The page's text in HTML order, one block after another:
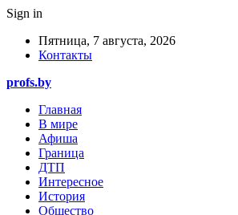
Sign in
Пятница, 7 августа, 2026
Контакты
profs.by
Главная
В мире
Афиша
Граница
ДТП
Интересное
История
Общество